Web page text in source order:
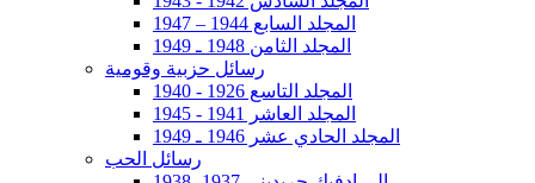
المجلد السابع 1944 – 1947
المجلد الثامن 1948 ـ 1949
رسائل حزبية وقومية
المجلد التاسع 1926 - 1940
المجلد العاشر 1941 - 1945
المجلد الحادي عشر 1946 ـ 1949
رسائل الحب